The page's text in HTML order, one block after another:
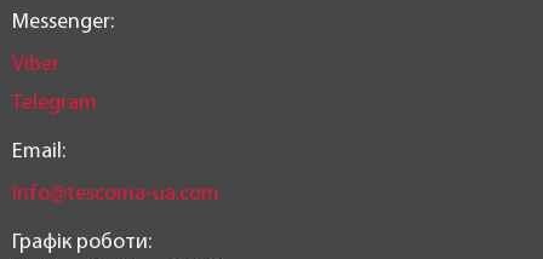
Messenger:
Viber
Telegram
Email:
info@tescoma-ua.com
Графік роботи: